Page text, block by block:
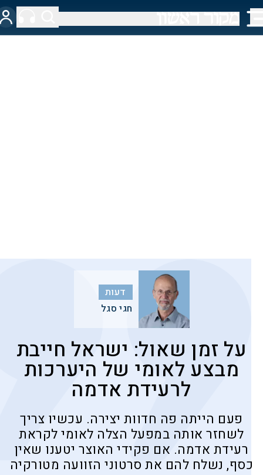
דעות
חגי סגל
על זמן שאול: ישראל חייבת
מבצע לאומי של היערכות
לרעידת אדמה
פעם הייתה פה חדוות יצירה. עכשיו צריך
לשחזר אותה במפעל הצלה לאומי לקראת
רעידת אדמה. אם פקידי האוצר יטענו שאין
כסף, נשלח להם את סרטוני הזוועה מטורקיה